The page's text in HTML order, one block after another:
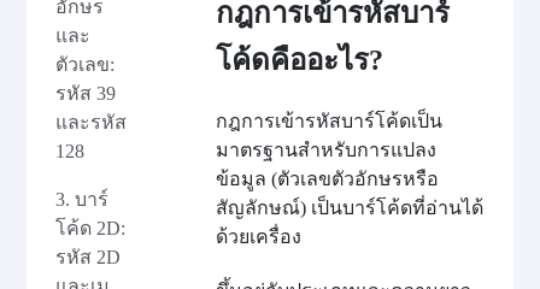
อักษร
และ
ตัวเลข:
รหัส 39
และรหัส
128
3. บาร์
โค้ด 2D:
รหัส 2D
กฎการเข้ารหัสบาร์
โค้ดคืออะไร?
กฎการเข้ารหัสบาร์โค้ดเป็น
มาตรฐานสำหรับการแปลง
ข้อมูล (ตัวเลขตัวอักษรหรือ
สัญลักษณ์) เป็นบาร์โค้ดที่อ่านได้
ด้วยเครื่อง